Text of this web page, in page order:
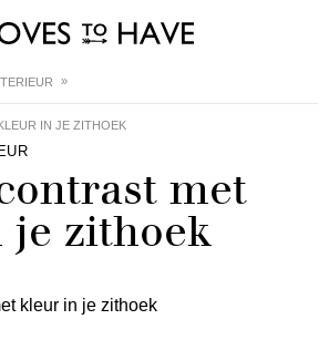
IN JE ZITHOEK
met
zithoek